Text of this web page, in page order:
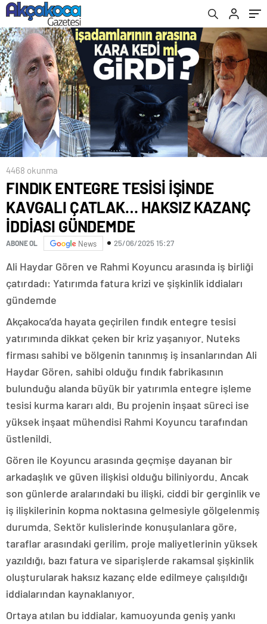
GÜNDEMDE
4468 okunma
FINDIK ENTEGRE TESİSİ İŞİNDE
KAVGALI ÇATLAK… HAKSIZ KAZANÇ
İDDİASI GÜNDEMDE
ABONE OL News 25/06/2025 15:27
Ali Haydar Gören ve Rahmi Koyuncu arasında iş birliği
çatırdadı: Yatırımda fatura krizi ve şişkinlik iddiaları
gündemde
Akçakoca’da hayata geçirilen fındık entegre tesisi
yatırımında dikkat çeken bir kriz yaşanıyor. Nuteks
firması sahibi ve bölgenin tanınmış iş insanlarından Ali
Haydar Gören, sahibi olduğu fındık fabrikasının
bulunduğu alanda büyük bir yatırımla entegre işleme
tesisi kurma kararı aldı. Bu projenin inşaat süreci ise
yüksek inşaat mühendisi Rahmi Koyuncu tarafından
üstlenildi.
Gören ile Koyuncu arasında geçmişe dayanan bir
arkadaşlık ve güven ilişkisi olduğu biliniyordu. Ancak
son günlerde aralarındaki bu ilişki, ciddi bir gerginlik ve
iş ilişkilerinin kopma noktasına gelmesiyle gölgelenmiş
durumda. Sektör kulislerinde konuşulanlara göre,
taraflar arasındaki gerilim, proje maliyetlerinin yüksek
yazıldığı, bazı fatura ve siparişlerde rakamsal şişkinlik
oluşturularak haksız kazanç elde edilmeye çalışıldığı
iddialarından kaynaklanıyor.
Ortaya atılan bu iddialar, kamuoyunda geniş yankı